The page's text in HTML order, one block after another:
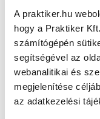
A praktiker.hu
hogy a Praktiker
számítógépén
segítségével az
webanalitikai és
megjelenítése
az adatkezelési